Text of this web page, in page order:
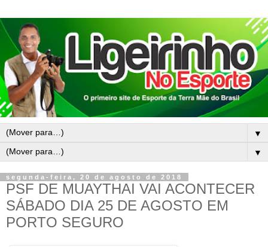
▼
▼
segunda-feira, 20 de agosto de 2018
PSF DE MUAYTHAI VAI ACONTECER
SÁBADO DIA 25 DE AGOSTO EM
PORTO SEGURO